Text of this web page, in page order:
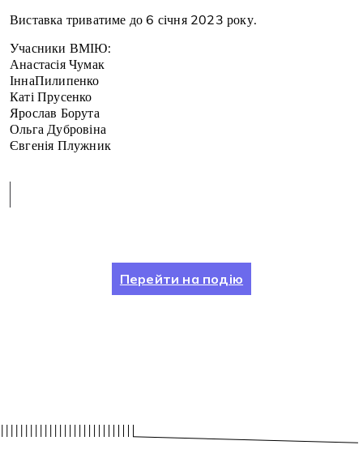
Виставка триватиме до 6 січня 2023 року.
Учасники ВМІЮ:
Анастасія Чумак
ІннаПилипенко
Каті Прусенко
Ярослав Борута
Ольга Дубровіна
Євгенія Плужник
Перейти на подію